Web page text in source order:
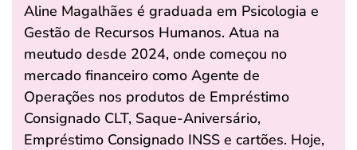
Aline Magalhães é graduada em Psicologia e
Gestão de Recursos Humanos. Atua na
meutudo desde 2024, onde começou no
mercado financeiro como Agente de
Operações nos produtos de Empréstimo
Consignado CLT, Saque-Aniversário,
Empréstimo Consignado INSS e cartões. Hoje,